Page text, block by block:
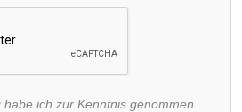
habe ich zur Kenntnis genommen.